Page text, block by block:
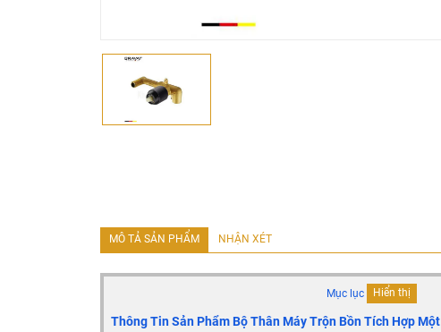
MÔ TẢ SẢN PHẨM NHẬN XÉT
Mục lục Hiển thị
Thông Tin Sản Phẩm Bộ Thân Máy Trộn Bồn Tích Hợp